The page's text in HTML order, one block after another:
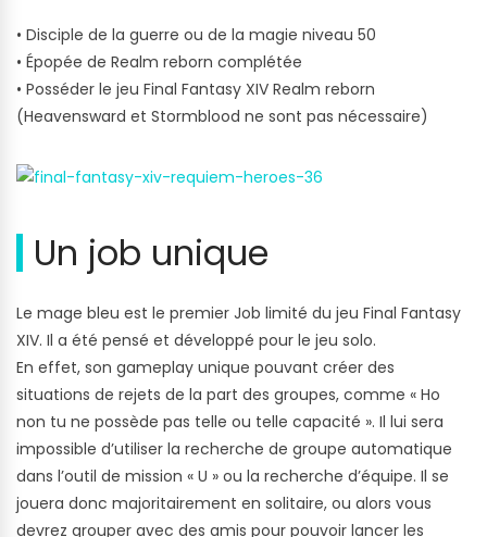
• Disciple de la guerre ou de la magie niveau 50
• Épopée de Realm reborn complétée
• Posséder le jeu Final Fantasy XIV Realm reborn
(Heavensward et Stormblood ne sont pas nécessaire)
Un job unique
Le mage bleu est le premier Job limité du jeu Final Fantasy
XIV. Il a été pensé et développé pour le jeu solo.
En effet, son gameplay unique pouvant créer des
situations de rejets de la part des groupes, comme « Ho
non tu ne possède pas telle ou telle capacité ». Il lui sera
impossible d’utiliser la recherche de groupe automatique
dans l’outil de mission « U » ou la recherche d’équipe. Il se
jouera donc majoritairement en solitaire, ou alors vous
devrez grouper avec des amis pour pouvoir lancer les